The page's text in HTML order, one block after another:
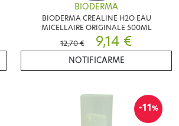
BIODERMA
BIODERMA CREALINE H2O EAU
MICELLAIRE ORIGINALE 500ML
12,70 €
9,14 €
NOTIFICARME
-11%